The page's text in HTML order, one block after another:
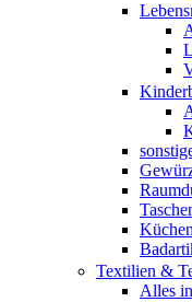
Textilien &
Alles